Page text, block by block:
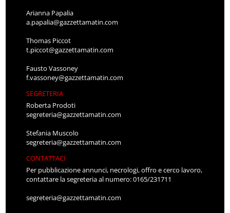
Arianna Papalia
a.papalia@gazzettamatin.com
Thomas Piccot
t.piccot@gazzettamatin.com
Fausto Vassoney
f.vassoney@gazzettamatin.com
SEGRETERIA
Roberta Prodoti
segreteria@gazzettamatin.com
Stefania Muscolo
segreteria@gazzettamatin.com
CONTATTACI
Per pubblicazione annunci, necrologi, offro e cerco lavoro,
contattare la segreteria al numero: 0165/231711
segreteria@gazzettamatin.com